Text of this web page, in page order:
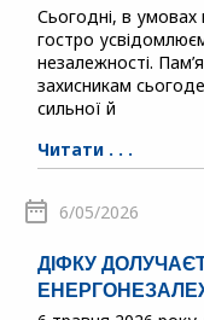
Сьогодні, в
гостро
незалежності.
захисникам
сильної й
Читати . . .
6/05/2026
ДІФКУ